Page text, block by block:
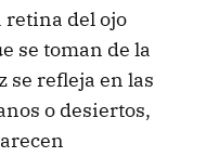
retina del ojo
se toman de la
se refleja en las
o desiertos,